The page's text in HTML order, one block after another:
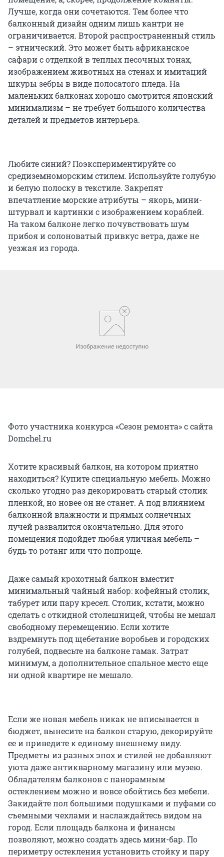
Лучше, когда они сочетаются. Тем более что
балконный дизайн одним лишь кантри не
ограничивается. Второй распространенный стиль
– этнический. Это может быть африканское
сафари с отделкой в теплых песочных тонах,
изображением животных на стенах и имитаций
шкуры зебры в виде полосатого пледа. На
маленьких балконах хорошо смотрится японский
минимализм – не требует большого количества
деталей и предметов интерьера.
Любите синий? Поэкспериментируйте со
средиземноморским стилем. Используйте голубую
и белую полоску в текстиле. Закрепят
впечатление морские атрибуты – якорь, мини-
штурвал и картинки с изображением кораблей.
На таком балконе легко почувствовать шум
прибоя и солоноватый привкус ветра, даже не
уезжая из города.
Фото участника конкурса «Сезон ремонта» с сайта
Domchel.ru
Хотите красивый балкон, на котором приятно
находиться? Купите специальную мебель. Можно
сколько угодно раз декорировать старый столик
пленкой, но новее он не станет. А под влиянием
балконной влажности и прямых солнечных
лучей развалится окончательно. Для этого
помещения подойдет любая уличная мебель –
будь то ротанг или что попроще.
Даже самый крохотный балкон вместит
минимальный чайный набор: кофейный столик,
табурет или пару кресел. Столик, кстати, можно
сделать с откидной столешницей, чтобы не мешал
свободному перемещению. Если хотите
вздремнуть под щебетание воробьев и городских
голубей, подвесьте на балконе гамак. Затрат
минимум, а дополнительное спальное место еще
ни одной квартире не мешало.
Если же новая мебель никак не вписывается в
бюджет, вынесите на балкон старую, декорируйте
ее и приведите к единому внешнему виду.
Предметы из разных эпох и стилей не добавляют
уюта даже антикварному магазину или музею.
Обладателям балконов с панорамным
остеклением можно и вовсе обойтись без мебели.
Закидайте пол большими подушками и пуфами со
съемными чехлами и наслаждайтесь видом на
город. Если площадь балкона и финансы
позволяют, можно создать здесь мини-бар. По
периметру остекления установить стойку и пару